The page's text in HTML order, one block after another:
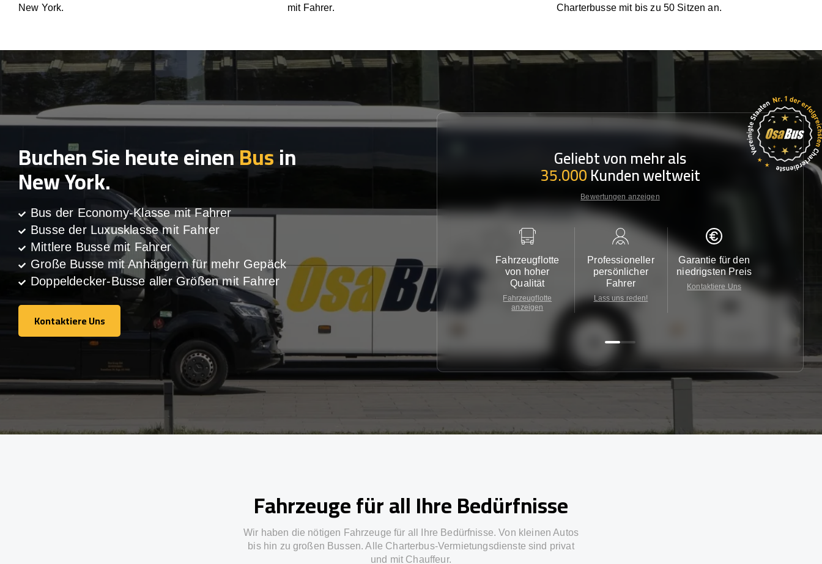
New York.
mit Fahrer.
Charterbusse mit bis zu 50 Sitzen an.
Buchen Sie heute einenBusin
New York.
Bus der Economy-Klasse mit Fahrer
Busse der Luxusklasse mit Fahrer
Mittlere Busse mit Fahrer
Große Busse mit Anhängern für mehr Gepäck
Doppeldecker-Busse aller Größen mit Fahrer
Kontaktiere Uns
Kontaktiere Uns
Geliebt von mehr als
35.000Kunden weltweit
Bewertungen anzeigen
Fahrzeugflotte
von hoher
Qualität
Fahrzeugflotte
anzeigen
Professioneller
persönlicher
Fahrer
Lass uns reden!
Garantie für den
niedrigsten Preis
Kontaktiere Uns
Fahrzeuge für all Ihre Bedürfnisse
Wir haben die nötigen Fahrzeuge für all Ihre Bedürfnisse. Von kleinen Autos
bis hin zu großen Bussen. Alle Charterbus-Vermietungsdienste sind privat
und mit Chauffeur.